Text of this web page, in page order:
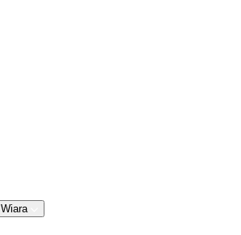
Wiara